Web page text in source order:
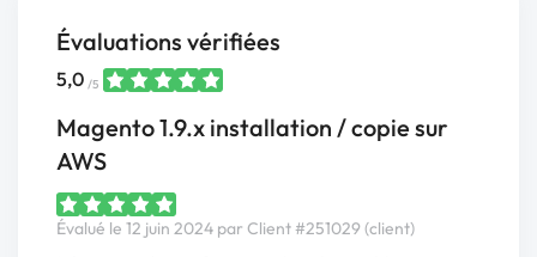
Évaluations vérifiées
5,0 /5
Magento 1.9.x installation / copie sur
AWS
Évalué le 12 juin 2024 par Client #251029 (client)